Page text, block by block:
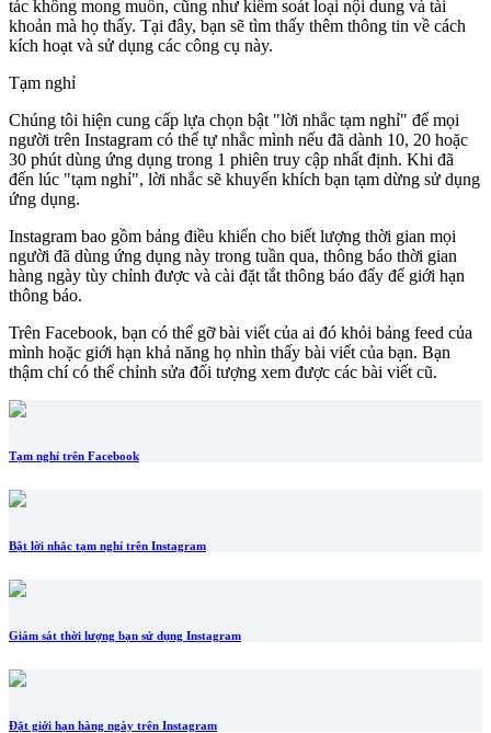
tác không mong muốn, cũng như kiểm soát loại nội dung và tài
khoản mà họ thấy. Tại đây, bạn sẽ tìm thấy thêm thông tin về cách
kích hoạt và sử dụng các công cụ này.
Tạm nghỉ
Chúng tôi hiện cung cấp lựa chọn bật "lời nhắc tạm nghỉ" để mọi
người trên Instagram có thể tự nhắc mình nếu đã dành 10, 20 hoặc
30 phút dùng ứng dụng trong 1 phiên truy cập nhất định. Khi đã
đến lúc "tạm nghỉ", lời nhắc sẽ khuyến khích bạn tạm dừng sử dụng
ứng dụng.
Instagram bao gồm bảng điều khiển cho biết lượng thời gian mọi
người đã dùng ứng dụng này trong tuần qua, thông báo thời gian
hàng ngày tùy chỉnh được và cài đặt tắt thông báo đẩy để giới hạn
thông báo.
Trên Facebook, bạn có thể gỡ bài viết của ai đó khỏi bảng feed của
mình hoặc giới hạn khả năng họ nhìn thấy bài viết của bạn. Bạn
thậm chí có thể chỉnh sửa đối tượng xem được các bài viết cũ.
Tạm nghỉ trên Facebook
Bật lời nhắc tạm nghỉ trên Instagram
Giám sát thời lượng bạn sử dụng Instagram
Đặt giới hạn hàng ngày trên Instagram